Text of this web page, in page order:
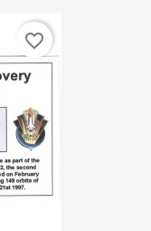
favorite_border